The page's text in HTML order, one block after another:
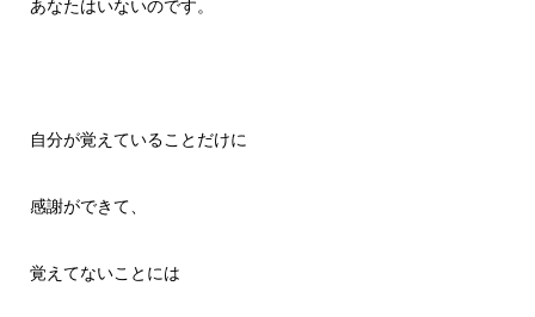
あなたはいないのです。
自分が覚えていることだけに
感謝ができて、
覚えてないことには